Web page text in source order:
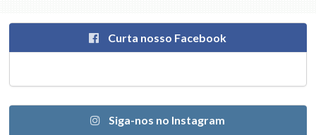
Curta nosso Facebook
Siga-nos no Instagram